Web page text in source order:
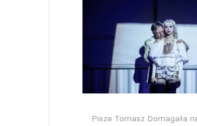
Pisze Tomasz Domagała